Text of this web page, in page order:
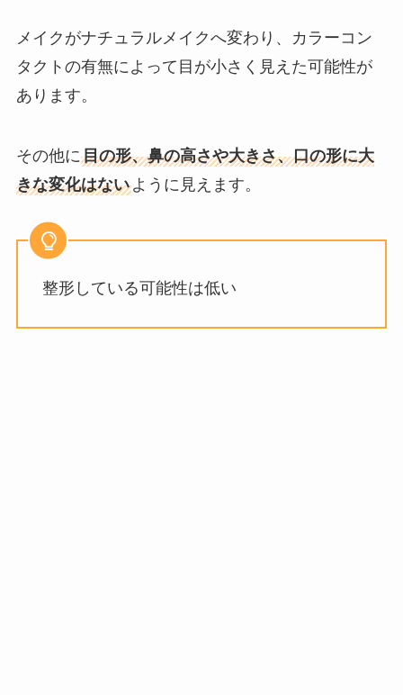
メイクがナチュラルメイクへ変わり、カラーコン
タクトの有無によって目が小さく見えた可能性が
あります。
その他に目の形、鼻の高さや大きさ、口の形に大
きな変化はないように見えます。
整形している可能性は低い